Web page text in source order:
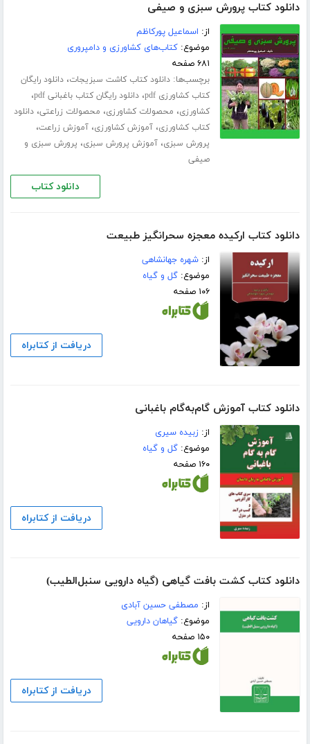
دانلود کتاب پرورش سبزی و صیفی
از: اسماعیل پورکاظم
موضوع:کتاب‌های کشاورزی و دامپروری
۶۸۱ صفحه
برچسب‌ها:دانلود کتاب کاشت سبزیجات،دانلود رایگان
کتاب کشاورزی pdf
،دانلود رایگان کتاب باغبانی pdf ،
کشاورزی، محصولات کشاورزی، محصولات زراعتی،دانلود
کتاب کشاورزی،آموزش کشاورزی،آموزش زراعت،
پرورش سبزی،آموزش پرورش سبزی، پرورش سبزی و
صیفی
دانلود کتاب
دانلود کتاب ارکیده معجزه‌ سحرانگیز طبیعت
از:شهره جهانشاهی
موضوع:گل و گیاه
۱۰۶ صفحه
دریافت از کتابراه
دانلود کتاب آموزش گام‌به‌گام باغبانی
از:زبیده سیری
موضوع:گل و گیاه
۱۶۰ صفحه
دریافت از کتابراه
دانلود کتاب کشت بافت گیاهی (گیاه دارویی سنبل‌الطیب)
از: مصطفی حسین آبادی
موضوع:گیاهان دارویی
۱۵۰ صفحه
دریافت از کتابراه